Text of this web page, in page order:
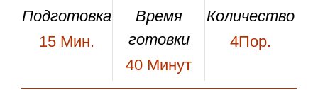
Подготовка
15 Мин.
Время
готовки
40 Минут
Количество
4Пор.